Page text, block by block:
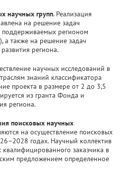
научных групп. Реализация
на решение задач
регионом
а также на решение задач
региона.
научных исследований в
знаний классификатора
проекта в размере от 2 до 3,5
из гранта Фонда и
региона.
поисковых научных
на осуществление поисковых
годах. Научный коллектив
квалифицированного заказчика в
предложением определенное